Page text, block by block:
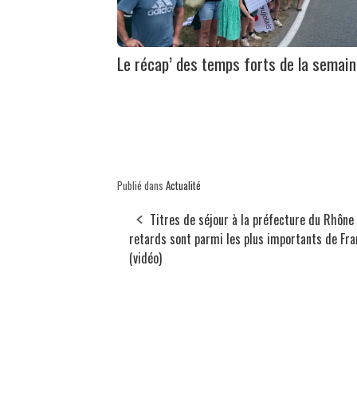
Le récap’ des temps forts de la
Publié dans Actualité
Titres de séjour à la préfecture du Rhône
retards sont parmi les plus importants de
(vidéo)